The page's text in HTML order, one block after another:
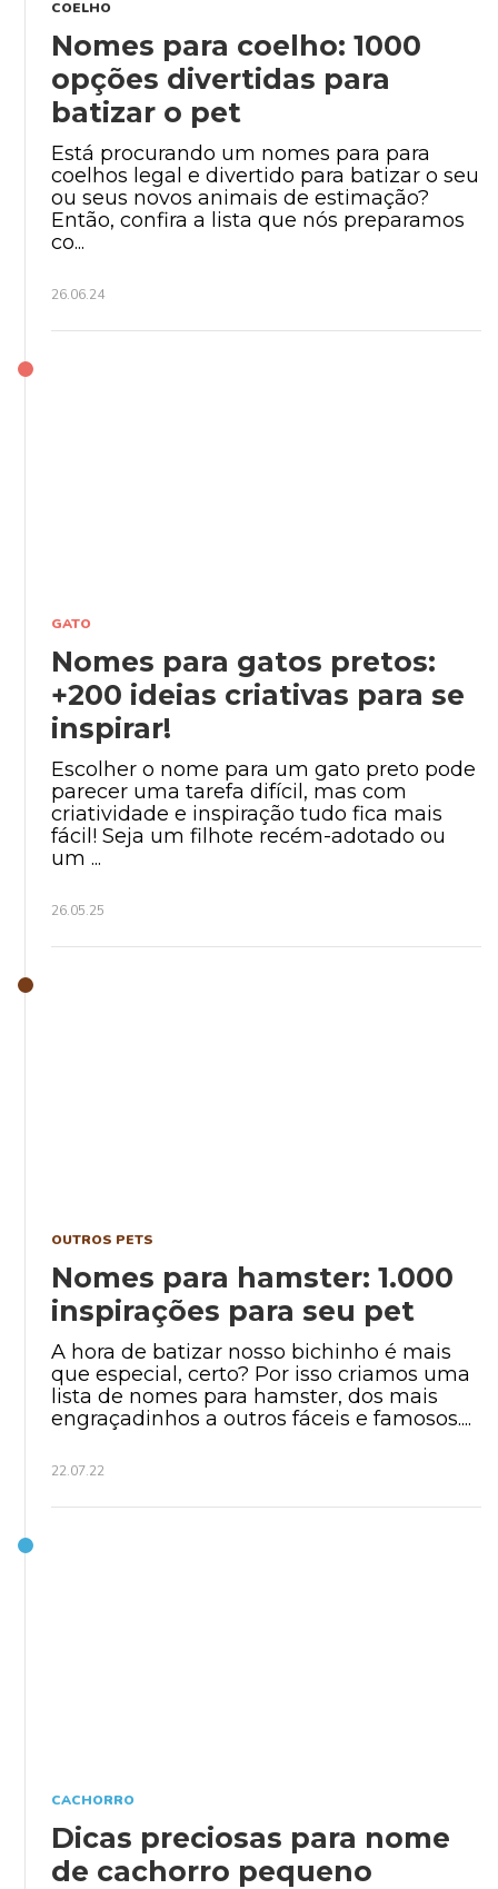
COELHO
Nomes para coelho: 1000
opções divertidas para
batizar o pet
Está procurando um nomes para para
coelhos legal e divertido para batizar o seu
ou seus novos animais de estimação?
Então, confira a lista que nós preparamos
co...
26.06.24
GATO
Nomes para gatos pretos:
+200 ideias criativas para se
inspirar!
Escolher o nome para um gato preto pode
parecer uma tarefa difícil, mas com
criatividade e inspiração tudo fica mais
fácil! Seja um filhote recém-adotado ou
um ...
26.05.25
OUTROS PETS
Nomes para hamster: 1.000
inspirações para seu pet
A hora de batizar nosso bichinho é mais
que especial, certo? Por isso criamos uma
lista de nomes para hamster, dos mais
engraçadinhos a outros fáceis e famosos....
22.07.22
CACHORRO
Dicas preciosas para nome
de cachorro pequeno